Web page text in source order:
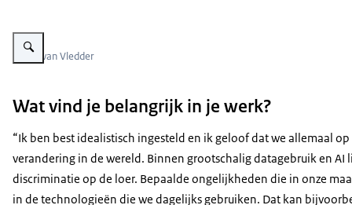
Vergroot afbeelding Isabel van Vledder
Isabel van Vledder
Wat vind je belangrijk in je werk?
“Ik ben best idealistisch ingesteld en ik geloof dat we allemaal
verandering in de wereld. Binnen grootschalig datagebruik en
discriminatie op de loer. Bepaalde ongelijkheden die in onze
in de technologieën die we dagelijks gebruiken. Dat kan